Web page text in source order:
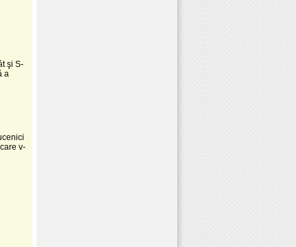
şi S-
a
v-